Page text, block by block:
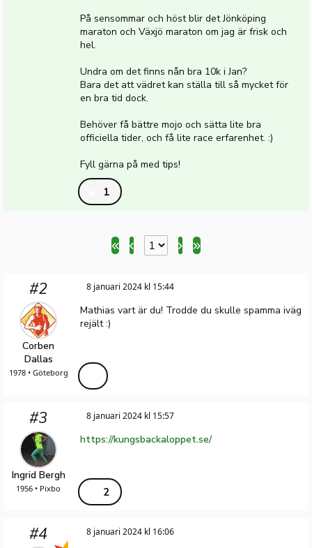
På sensommar och höst blir det Jönköping
maraton och Växjö maraton om jag är frisk och
hel.
Undra om det finns nån bra 10k i Jan?
Bara det att vädret kan ställa till så mycket för
en bra tid dock.
Behöver få bättre mojo och sätta lite bra
officiella tider, och få lite race erfarenhet. :)
Fyll gärna på med tips!
1
#2
Corben
Dallas
1978 • Göteborg
8 januari 2024 kl 15:44
Mathias vart är du! Trodde du skulle spamma iväg
rejält :)
#3
Ingrid Bergh
1956 • Pixbo
8 januari 2024 kl 15:57
https://kungsbackaloppet.se/
2
#4 8 januari 2024 kl 16:06